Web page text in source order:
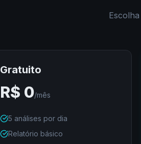
Gratuito
R$ 0/mês
5 análises por dia
Relatório básico